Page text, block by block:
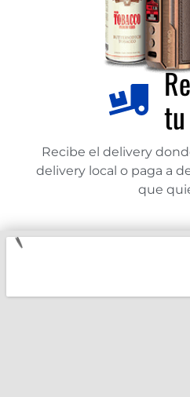
Recibe el delivery
delivery local o paga a
que